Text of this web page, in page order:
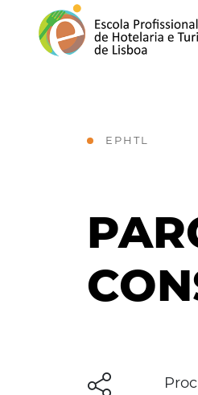
EPHTL